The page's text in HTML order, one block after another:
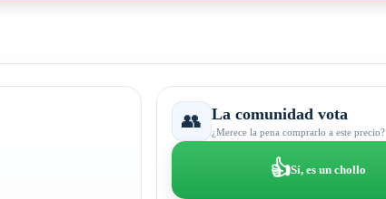
👥 La comunidad vota
¿Merece la pena comprarlo a este precio?
👍Sí, es un chollo